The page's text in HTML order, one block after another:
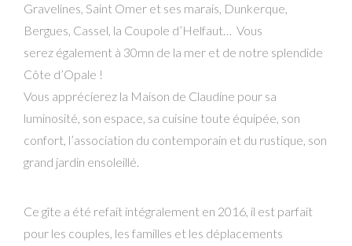
Gravelines, Saint Omer et ses marais, Dunkerque,
Bergues, Cassel, la Coupole d’Helfaut… Vous
serez également à 30mn de la mer et de notre splendide
Côte d’Opale !
Vous apprécierez la Maison de Claudine pour sa
luminosité, son espace, sa cuisine toute équipée, son
confort, l’association du contemporain et du rustique, son
grand jardin ensoleillé.
Ce gîte a été refait intégralement en 2016, il est parfait
pour les couples, les familles et les déplacements